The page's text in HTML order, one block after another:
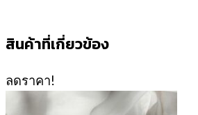
สินค้าที่เกี่ยวข้อง
ลดราคา!